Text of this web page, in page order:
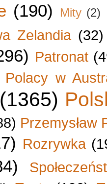
(190) Mity (2)
Zelandia (32)
Patronat
Polacy w
(1365)
Przemysław
Rozrywka